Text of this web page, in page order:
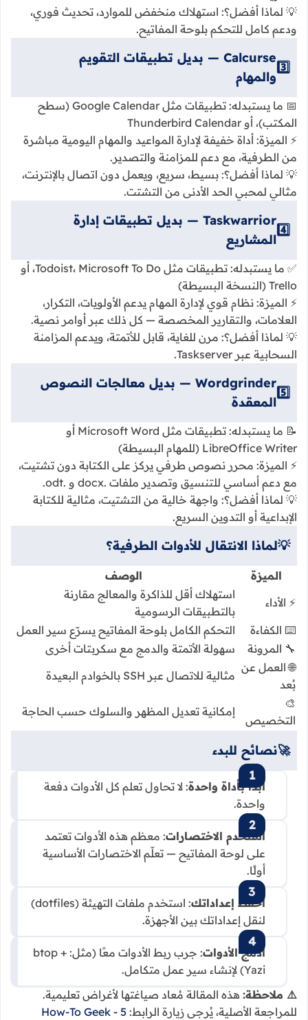
💡 لماذا أفضل؟: استهلاك منخفض للموارد، تحديث فوري،
ودعم كامل للتحكم بلوحة المفاتيح.
3️⃣
Calcurse — بديل تطبيقات التقويم
والمهام
📅 ما يستبدله: تطبيقات مثل Google Calendar (سطح
المكتب)، أو Thunderbird Calendar
⚡ الميزة: أداة خفيفة لإدارة المواعيد والمهام اليومية مباشرة
من الطرفية، مع دعم للمزامنة والتصدير.
💡 لماذا أفضل؟: بسيط، سريع، ويعمل دون اتصال بالإنترنت،
مثالي لمحبي الحد الأدنى من التشتت.
4️⃣
Taskwarrior — بديل تطبيقات إدارة
المشاريع
✅ ما يستبدله: تطبيقات مثل Todoist، Microsoft To Do، أو
Trello (النسخة البسيطة)
⚡ الميزة: نظام قوي لإدارة المهام يدعم الأولويات، التكرار،
العلامات، والتقارير المخصصة — كل ذلك عبر أوامر نصية.
💡 لماذا أفضل؟: مرن للغاية، قابل للأتمتة، ويدعم المزامنة
السحابية عبر Taskserver.
5️⃣
Wordgrinder — بديل معالجات النصوص
المعقدة
📝 ما يستبدله: تطبيقات مثل Microsoft Word أو
LibreOffice Writer (للمهام البسيطة)
⚡ الميزة: محرر نصوص طرفي يركز على الكتابة دون تشتيت،
مع دعم أساسي للتنسيق وتصدير ملفات .docx و .odt.
💡 لماذا أفضل؟: واجهة خالية من التشتيت، مثالية للكتابة
الإبداعية أو التدوين السريع.
💡لماذا الانتقال للأدوات الطرفية؟
الميزة
الوصف
⚡ الأداء
استهلاك أقل للذاكرة والمعالج مقارنة
بالتطبيقات الرسومية
⌨️ الكفاءة
التحكم الكامل بلوحة المفاتيح يسرّع سير العمل
🔧 المرونة
سهولة الأتمتة والدمج مع سكربتات أخرى
🌐 العمل عن
بُعد
مثالية للاتصال عبر SSH بالخوادم البعيدة
🎨
التخصيص
إمكانية تعديل المظهر والسلوك حسب الحاجة
🚀نصائح للبدء
ابدأ بأداة واحدة: لا تحاول تعلم كل الأدوات دفعة
واحدة.
استخدم الاختصارات: معظم هذه الأدوات تعتمد
على لوحة المفاتيح — تعلّم الاختصارات الأساسية
أولًا.
احفظ إعداداتك
: استخدم ملفات التهيئة (dotfiles)
لنقل إعداداتك بين الأجهزة.
ادمج الأدوات
: جرب ربط الأدوات معًا (مثل: btop +
Yazi) لإنشاء سير عمل متكامل.
⚠️ ملاحظة: هذه المقالة مُعاد صياغتها لأغراض تعليمية.
للمراجعة الأصلية، يُرجى زيارة الرابط: How-To Geek - 5